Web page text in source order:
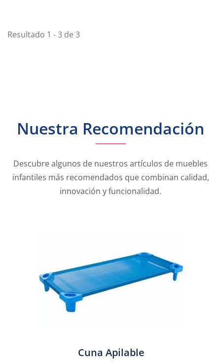
Resultado 1 - 3 de 3
Nuestra Recomendación
Descubre algunos de nuestros artículos de muebles
infantiles más recomendados que combinan calidad,
innovación y funcionalidad.
Cuna Apilable